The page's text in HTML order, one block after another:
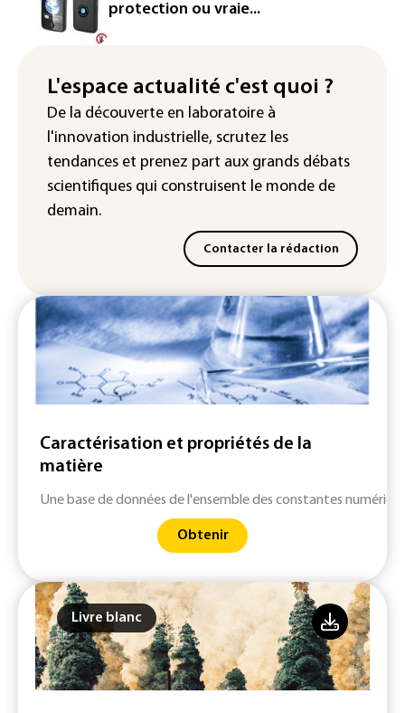
Canicule: à l'arrêt depuis fin juillet, la
centrale de Golfech reconnectée au
Véhicules de livraison autonomes: la
France ouvre la voie à leur
homologation
protection ou vraie...
L'espace actualité c'est quoi ?
De la découverte en laboratoire à
l'innovation industrielle, scrutez les
tendances et prenez part aux grands débats
scientifiques qui construisent le monde de
demain.
Contacter la rédaction
Caractérisation et propriétés de la
matière
Une base de données de l'ensemble des constantes
Obtenir
Livre blanc